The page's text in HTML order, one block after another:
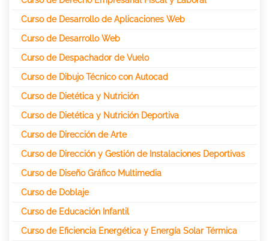
Curso de Desarrollo de Aplicaciones Web
Curso de Desarrollo Web
Curso de Despachador de Vuelo
Curso de Dibujo Técnico con Autocad
Curso de Dietética y Nutrición
Curso de Dietética y Nutrición Deportiva
Curso de Dirección de Arte
Curso de Dirección y Gestión de Instalaciones Deportivas
Curso de Diseño Gráfico Multimedia
Curso de Doblaje
Curso de Educación Infantil
Curso de Eficiencia Energética y Energía Solar Térmica